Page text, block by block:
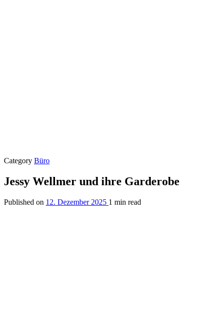
Category Büro
Jessy Wellmer und ihre Garderobe
Published on 12. Dezember 2025 1 min read